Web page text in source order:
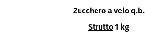
Zucchero a velo q.b.
Strutto 1 kg